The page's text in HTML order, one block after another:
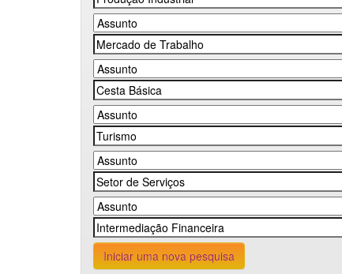
Iniciar uma nova pesquisa